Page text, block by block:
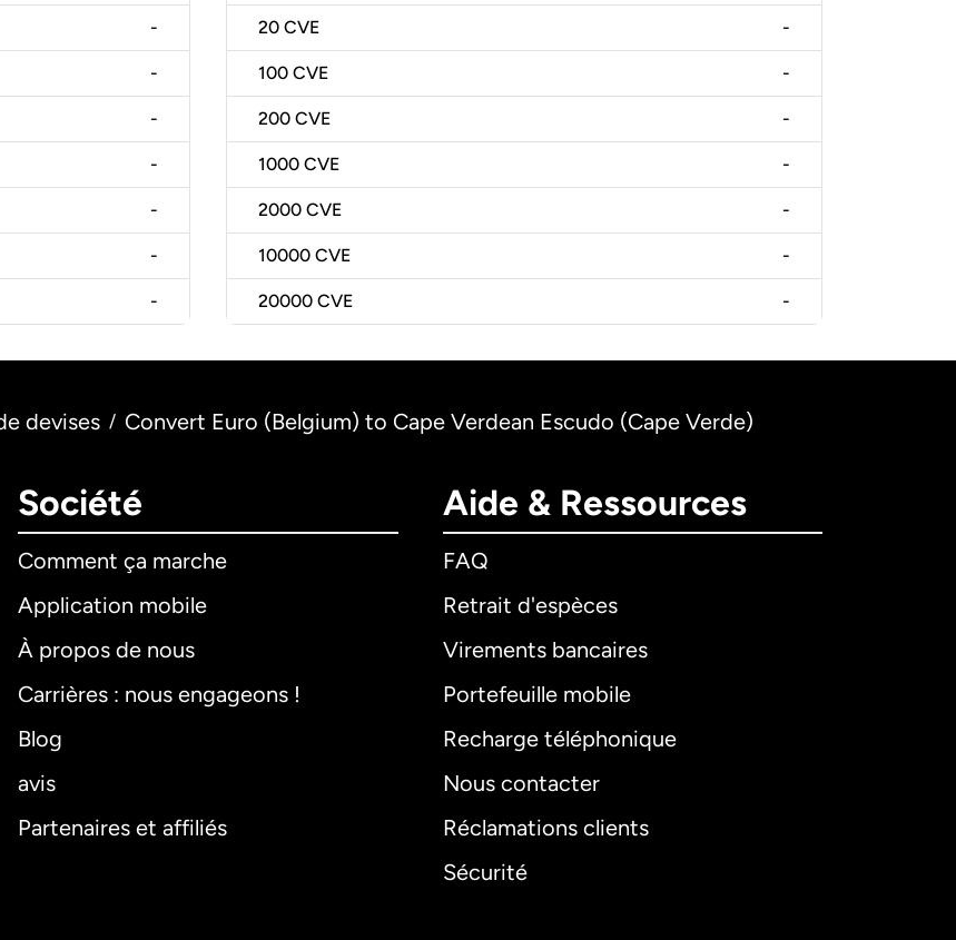
-
-
-
-
-
-
-
20 CVE -
100 CVE -
200 CVE -
1000 CVE -
2000 CVE -
10000 CVE -
20000 CVE -
devises / Convert Euro (Belgium) to Cape Verdean Escudo (Cape Verde)
Société
Comment ça marche
Application mobile
À propos de nous
Carrières : nous engageons !
Blog
avis
Partenaires et affiliés
Aide & Ressources
FAQ
Retrait d'espèces
Virements bancaires
Portefeuille mobile
Recharge téléphonique
Nous contacter
Réclamations clients
Sécurité